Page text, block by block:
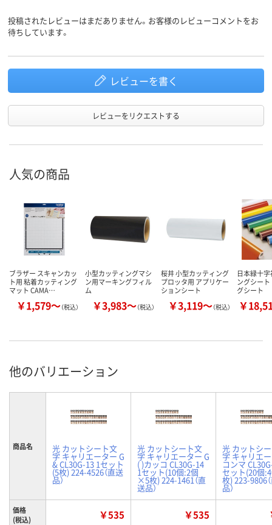
投稿されたレビューはまだありません。お客様のレビューコメントをお
待ちしています。
レビューを書く
レビューをリクエストする
人気の商品
ブラザー スキャンカッ
ト用 粘着カッティング
マット CAMA…
￥1,579～（税込）
小型カッティングマシ
ン用マーキングフィル
ム
￥3,983～（税込）
桜井 小型カッティング
プロッタ用 アプリケー
ションシート
￥3,119～（税込）
日本緑十
ングシー
グシート
￥
他のバリエーション
商品名 光 カットシート文
字 キャリエーター G
& CL30G-13 1セット
(5枚) 224-4526（直送
品）
光 カットシート文
字 キャリエーター G
( )カッコ CL30G-14
1セット(10個:2個
×5枚) 224-1461（直
送品）
光 カットシ
字 キャリエ
コンマ
セット(20個
枚) 223-9806
品）
価格
(税込)
￥535 ￥535